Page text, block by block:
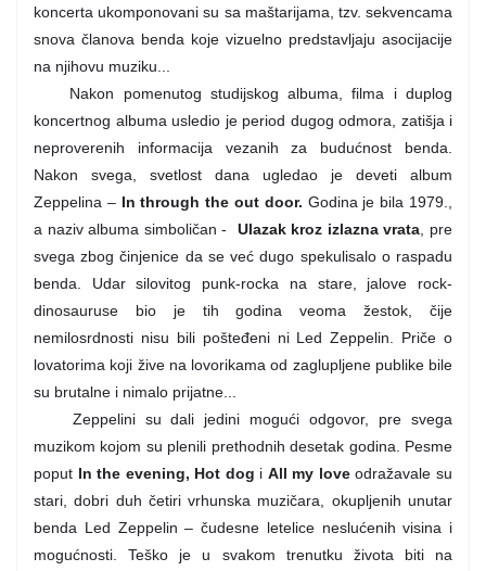
koncerta ukomponovani su sa maštarijama, tzv. sekvencama
snova članova benda koje vizuelno predstavljaju asocijacije
na njihovu muziku...
Nakon pomenutog studijskog albuma, filma i duplog
koncertnog albuma usledio je period dugog odmora, zatišja i
neproverenih informacija vezanih za budućnost benda.
Nakon svega, svetlost dana ugledao je deveti album
Zeppelina – In through the out door. Godina je bila 1979.,
a naziv albuma simboličan -
Ulazak kroz izlazna vrata , pre
svega zbog činjenice da se već dugo spekulisalo o raspadu
benda. Udar silovitog punk-rocka na stare, jalove rock-
dinosauruse bio je tih godina veoma žestok, čije
nemilosrdnosti nisu bili pošteđeni ni Led Zeppelin. Priče o
lovatorima koji žive na lovorikama od zaglupljene publike bile
su brutalne i nimalo prijatne...
Zeppelini su dali jedini mogući odgovor, pre svega
muzikom kojom su plenili prethodnih desetak godina. Pesme
poput In the evening, Hot dog i All my loveodražavale su
stari, dobri duh četiri vrhunska muzičara, okupljenih unutar
benda Led Zeppelin – čudesne letelice neslućenih visina i
mogućnosti. Teško je u svakom trenutku života biti na